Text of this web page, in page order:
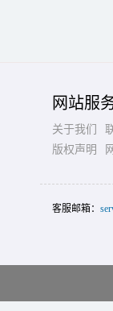
网站服
关于我们
版权声明
客服邮箱：